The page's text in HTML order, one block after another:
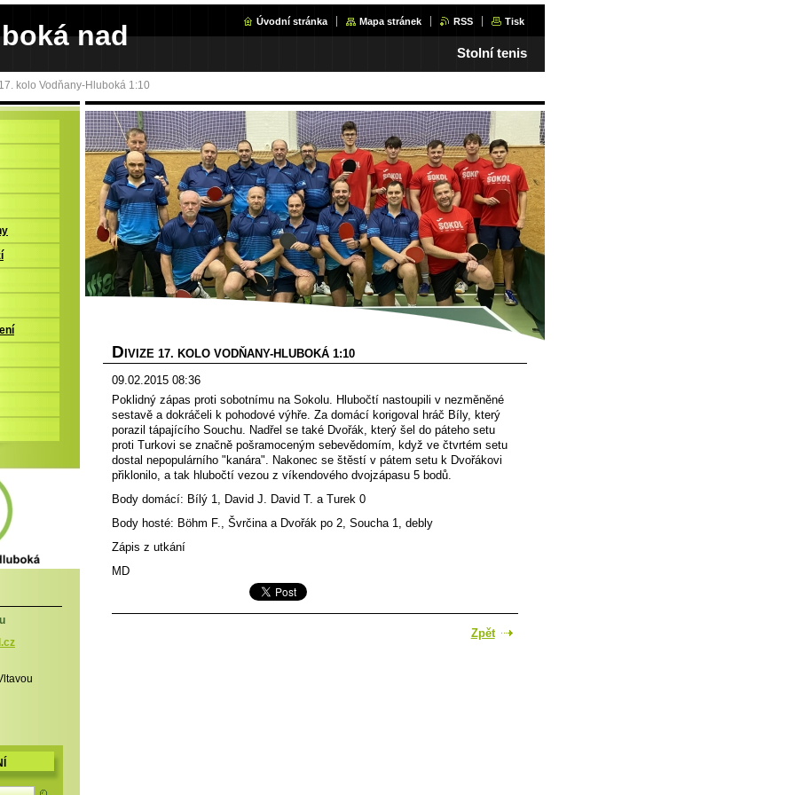
nad
Úvodní stránka Mapa stránek RSS Tisk
Stolní tenis
kolo Vodňany-Hluboká 1:10
D IVIZE 17. KOLO VODŇANY-HLUBOKÁ 1:10
09.02.2015 08:36
Poklidný zápas proti sobotnímu na Sokolu. Hlubočtí nastoupili v nezměněné
sestavě a dokráčeli k pohodové výhře. Za domácí korigoval hráč Bíly, který
porazil tápajícího Souchu. Nadřel se také Dvořák, který šel do páteho setu
proti Turkovi se značně pošramoceným sebevědomím, když ve čtvrtém setu
dostal nepopulárního "kanára". Nakonec se štěstí v pátem setu k Dvořákovi
přiklonilo, a tak hlubočtí vezou z víkendového dvojzápasu 5 bodů.
Body domácí: Bílý 1, David J. David T. a Turek 0
Body hosté: Böhm F., Švrčina a Dvořák po 2, Soucha 1, debly
Zápis z utkání
MD
Zpět